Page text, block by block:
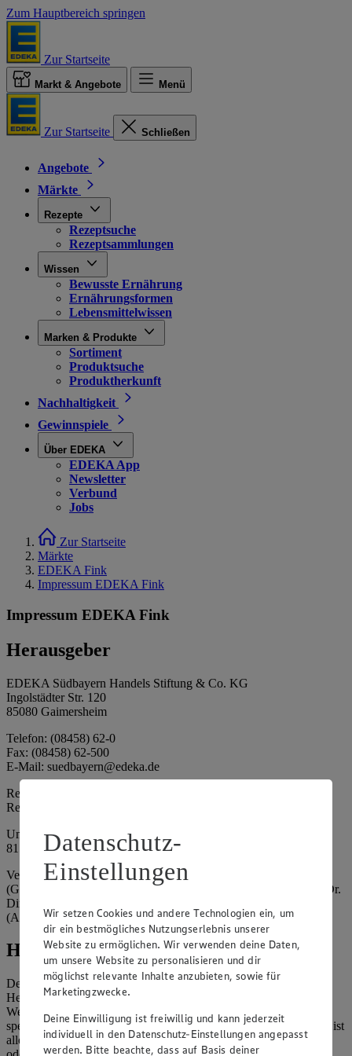
Zum Hauptbereich springen
Zur Startseite
Markt & Angebote Menü
Zur Startseite Schließen
Angebote
Märkte
Rezepte
Rezeptsuche
Rezeptsammlungen
Wissen
Bewusste Ernährung
Ernährungsformen
Lebensmittelwissen
Marken & Produkte
Sortiment
Produktsuche
Produktherkunft
Nachhaltigkeit
Gewinnspiele
Über EDEKA
EDEKA App
Newsletter
Verbund
Jobs
Zur Startseite
Märkte
EDEKA Fink
Impressum EDEKA Fink
Impressum EDEKA Fink
Herausgeber
EDEKA Südbayern Handels Stiftung & Co. KG
Ingolstädter Str. 120
85080 Gaimersheim
Telefon: (08458) 62-0
Fax: (08458) 62-500
E-Mail: suedbayern@edeka.de
Registergericht: Amtsgericht Ingolstadt
Registernummer: HRA 3325
Umsatzsteuer-Identifikationsnummer gem. § 27a UStG: DE
815764015
Vertretungsberechtigte: EDEKA Südbayern Handelsstiftung
(Gesellschafter), Claus Hollinger (Vorstandsmitglied, Sprecher), Dr.
Dirk Eßmann (Vorstandsmitglied), Leo Schwaiberger
(Aufsichtsratsvorsitzender)
Hinweise
Der Inhalt dieser Website ist urheberrechtlich geschützt. Der
Herausgeber gewährt Ihnen jedoch das Recht, den auf dieser
Website bereitgestellten Text ganz oder ausschnittsweise zu
speichern und zu vervielfältigen. Aus Gründen des Urheberrechts ist
allerdings die Speicherung und Vervielfältigung von Bildmaterial
Datenschutz-
Einstellungen
Wir setzen Cookies und andere Technologien ein, um
dir ein bestmögliches Nutzungserlebnis unserer
Website zu ermöglichen. Wir verwenden deine Daten,
um unsere Website zu personalisieren und dir
möglichst relevante Inhalte anzubieten, sowie für
Marketingzwecke.
Deine Einwilligung ist freiwillig und kann jederzeit
individuell in den Datenschutz-Einstellungen angepasst
werden. Bitte beachte, dass auf Basis deiner